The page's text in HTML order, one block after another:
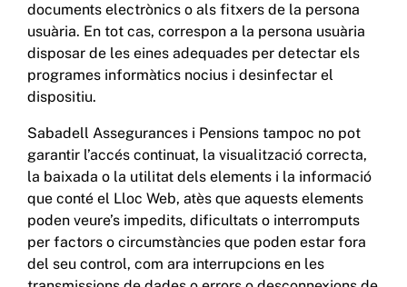
documents electrònics o als fitxers de la persona
usuària. En tot cas, correspon a la persona usuària
disposar de les eines adequades per detectar els
programes informàtics nocius i desinfectar el
dispositiu.
Sabadell Assegurances i Pensions tampoc no pot
garantir l’accés continuat, la visualització correcta,
la baixada o la utilitat dels elements i la informació
que conté el Lloc Web, atès que aquests elements
poden veure’s impedits, dificultats o interromputs
per factors o circumstàncies que poden estar fora
del seu control, com ara interrupcions en les